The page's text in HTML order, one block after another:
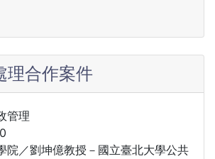
理合作案件
管理
院／劉坤億教授－國立臺北大學公共